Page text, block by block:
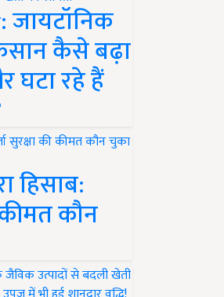
जायटॉनिक
कैसे बढ़ा
घटा रहे हैं
हिसाब:
कौन